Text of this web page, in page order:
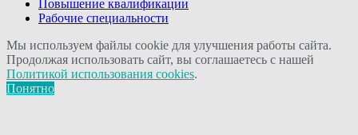
Повышение квалификации
Рабочие специальности
Мы используем файлы cookie для улучшения работы сайта.
Продолжая использовать сайт, вы соглашаетесь с нашей
Политикой использования cookies.
Понятно